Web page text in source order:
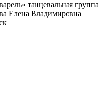
танцевальная группа
Елена Владимировна